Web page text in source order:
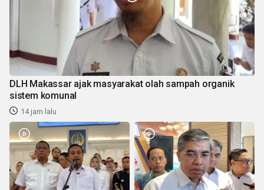
DLH Makassar ajak masyarakat olah sampah organik
sistem komunal
14 jam lalu